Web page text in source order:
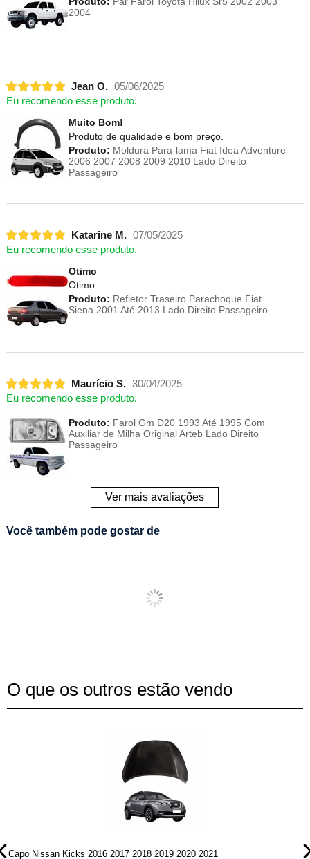
2004
Jean O. 05/06/2025
Eu recomendo esse produto.
Muito Bom!
Produto de qualidade e bom preço.
Produto: Moldura Para-lama Fiat Idea Adventure
2006 2007 2008 2009 2010 Lado Direito
Passageiro
Katarine M. 07/05/2025
Eu recomendo esse produto.
Otimo
Otimo
Produto: Refletor Traseiro Parachoque Fiat
Siena 2001 Até 2013 Lado Direito Passageiro
Maurício S. 30/04/2025
Eu recomendo esse produto.
Produto: Farol Gm D20 1993 Até 1995 Com
Auxiliar de Milha Original Arteb Lado Direito
Passageiro
Ver mais avaliações
Você também pode gostar de
O que os outros estão vendo
Capo Nissan Kicks 2016 2017 2018 2019 2020 2021